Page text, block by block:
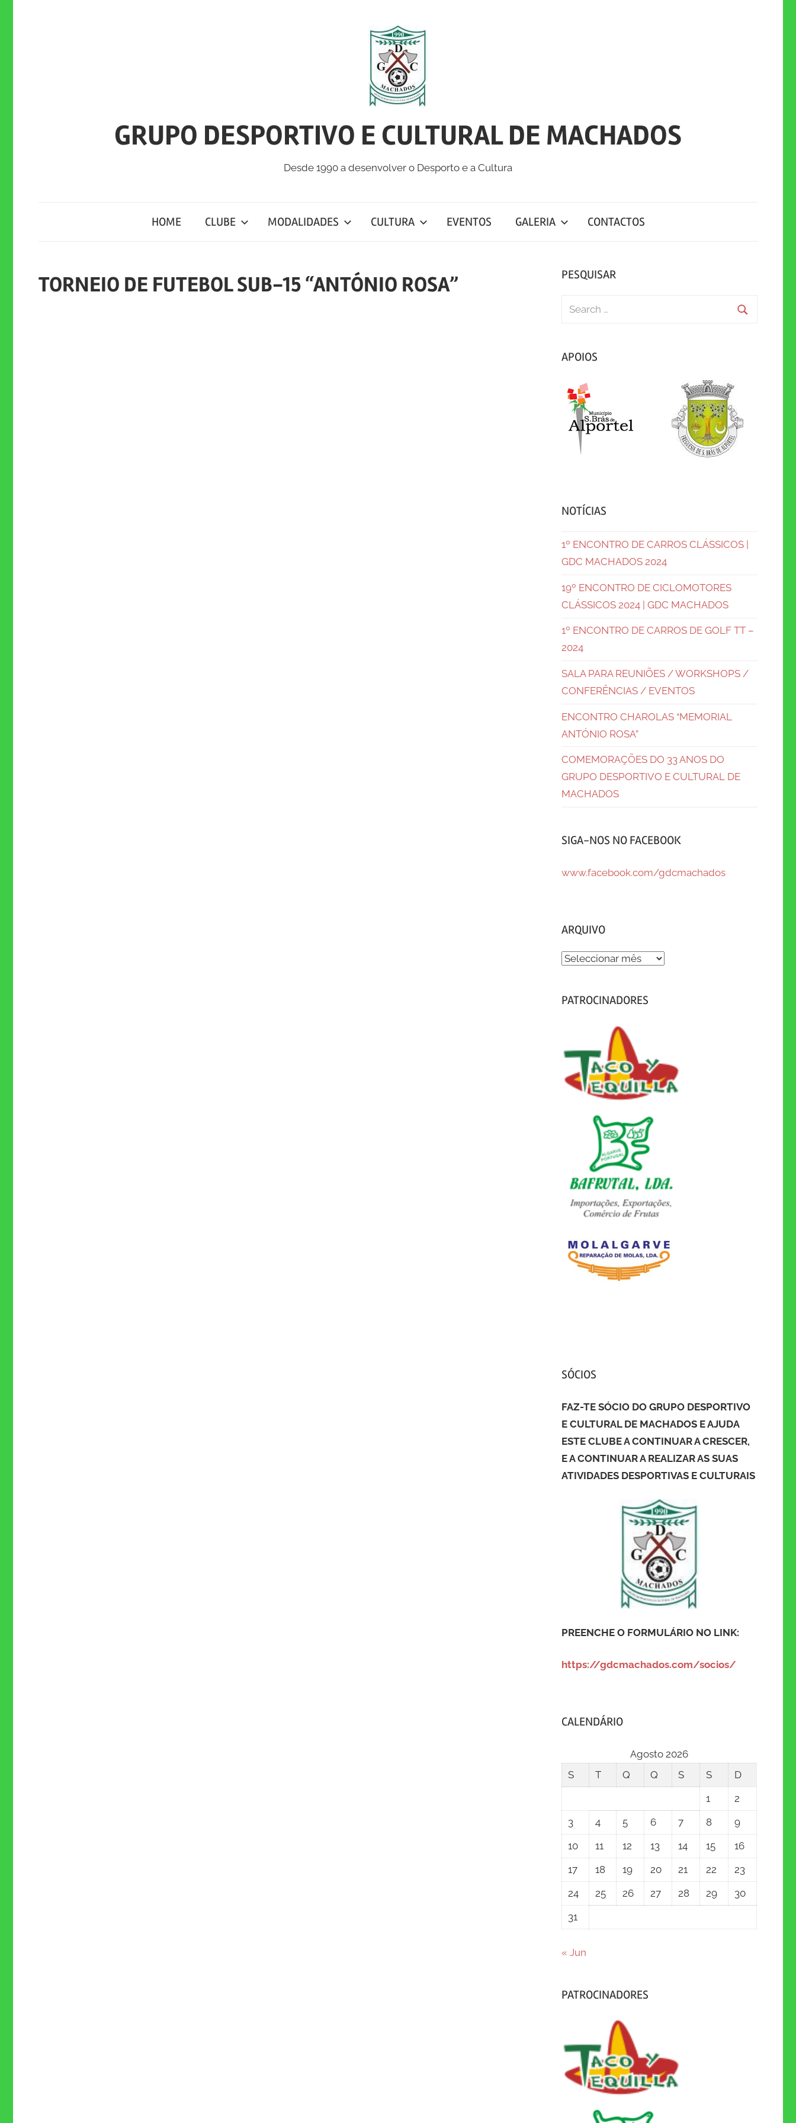
GRUPO DESPORTIVO E CULTURAL DE MACHADOS
Desde 1990 a desenvolver o Desporto e a Cultura
HOME CLUBE MODALIDADES CULTURA EVENTOS GALERIA CONTACTOS
TORNEIO DE FUTEBOL SUB-15 “ANTÓNIO ROSA” PESQUISAR
Search
APOIOS
NOTÍCIAS
1º ENCONTRO DE CARROS CLÁSSICOS |
GDC MACHADOS 2024
19º ENCONTRO DE CICLOMOTORES
CLÁSSICOS 2024 | GDC MACHADOS
1º ENCONTRO DE CARROS DE GOLF TT –
2024
SALA PARA REUNIÕES / WORKSHOPS /
CONFERÊNCIAS / EVENTOS
ENCONTRO CHAROLAS “MEMORIAL
ANTÓNIO ROSA”
COMEMORAÇÕES DO 33 ANOS DO
GRUPO DESPORTIVO E CULTURAL DE
MACHADOS
SIGA-NOS NO FACEBOOK
www.facebook.com/gdcmachados
ARQUIVO
ARQUIVO
PATROCINADORES
SÓCIOS
FAZ-TE SÓCIO DO GRUPO DESPORTIVO
E CULTURAL DE MACHADOS E AJUDA
ESTE CLUBE A CONTINUAR A CRESCER,
E A CONTINUAR A REALIZAR AS SUAS
ATIVIDADES DESPORTIVAS E CULTURAIS
PREENCHE O FORMULÁRIO NO LINK:
https://gdcmachados.com/socios/
CALENDÁRIO
Agosto 2026
S
T Q Q S S
D
1
2
3
4 5 6 7 8
9
10
11 12 13 14 15
16
17
18 19 20 21 22
23
24
25 26 27 28 29
30
31
« Jun
PATROCINADORES